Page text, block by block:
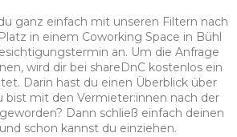
ganz einfach mit unseren Filtern nach
in einem Coworking Space in Bühl
an. Um die Anfrage
wird dir bei shareDnC kostenlos ein
Darin hast du einen Überblick über
bist mit den Vermieter:innen nach der
Dann schließ einfach deinen
schon kannst du einziehen.